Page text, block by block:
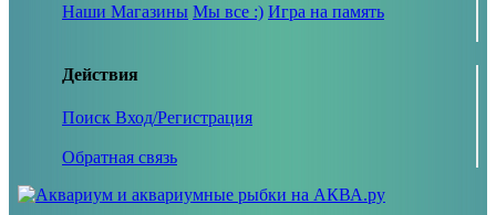
Наши Магазины Мы все :) Игра на память
Действия
Поиск Вход/Регистрация
Обратная связь